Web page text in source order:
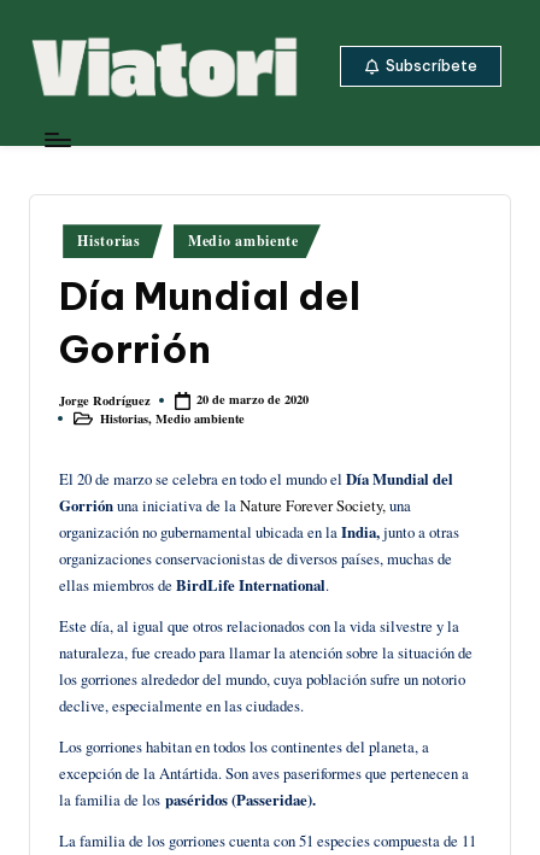
Saltar
a
ambiental
climático
desde
Centroamérica
Subscríbete
Publicado
en
Historias Medio ambiente
Día Mundial del
Gorrión
Publicado
por
Jorge Rodríguez
20 de marzo de 2020
PublicadoHistorias,Medio ambiente
El 20 de marzo se celebra en todo el mundo el Día Mundial del
Gorriónuna iniciativa de laNature Forever Society,una
organización no gubernamental ubicada en laIndia,junto a otras
organizaciones conservacionistas de diversos países, muchas de
ellas miembros de BirdLife International.
Este día, al igual que otros relacionados con la vida silvestre y la
naturaleza, fue creado para llamar la atención sobre la situación de
los gorriones alrededor del mundo, cuya población sufre un notorio
declive, especialmente en las ciudades.
Los gorriones habitan en todos los continentes del planeta, a
excepción de la Antártida. Son aves paseriformes que pertenecen a
la familia de los paséridos (Passeridae).
La familia de los gorriones cuenta con 51 especies compuesta de 11